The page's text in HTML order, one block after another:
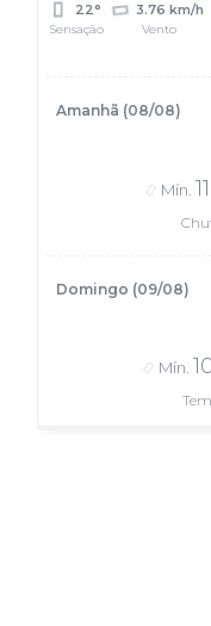
22°
Sensação
3.76 km/h
Vento
Amanhã (08/08)
Mín.
Domingo (09/08)
Mín.